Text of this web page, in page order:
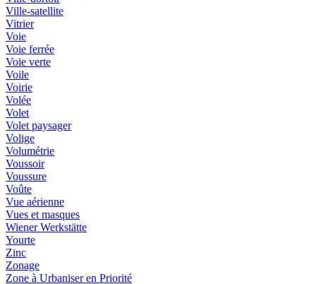
Ville-satellite
Vitrier
Voie
Voie ferrée
Voie verte
Voile
Voirie
Volée
Volet
Volet paysager
Volige
Volumétrie
Voussoir
Voussure
Voûte
Vue aérienne
Vues et masques
Wiener Werkstätte
Yourte
Zinc
Zonage
Zone à Urbaniser en Priorité